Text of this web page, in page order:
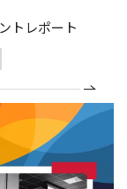
トレポート